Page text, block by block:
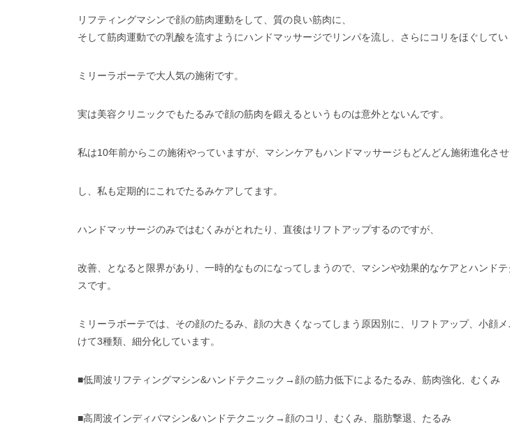
リフティングマシンで顔の筋肉運動をして、質の良い筋肉に、
そして筋肉運動での乳酸を流すようにハンドマッサージでリンパを流し、さらにコリをほぐしてい
ミリーラボーテで大人気の施術です。
実は美容クリニックでもたるみで顔の筋肉を鍛えるというものは意外とないんです。
私は10年前からこの施術やっていますが、マシンケアもハンドマッサージもどんどん施術進化させ
し、私も定期的にこれでたるみケアしてます。
ハンドマッサージのみではむくみがとれたり、直後はリフトアップするのですが、
改善、となると限界があり、一時的なものになってしまうので、マシンや効果的なケアとハンド
スです。
ミリーラボーテでは、その顔のたるみ、顔の大きくなってしまう原因別に、リフトアップ、小顔
けて3種類、細分化しています。
■低周波リフティングマシン&ハンドテクニック→顔の筋力低下によるたるみ、筋肉強化、むくみ
■高周波インディバマシン&ハンドテクニック→顔のコリ、むくみ、脂肪撃退、たるみ